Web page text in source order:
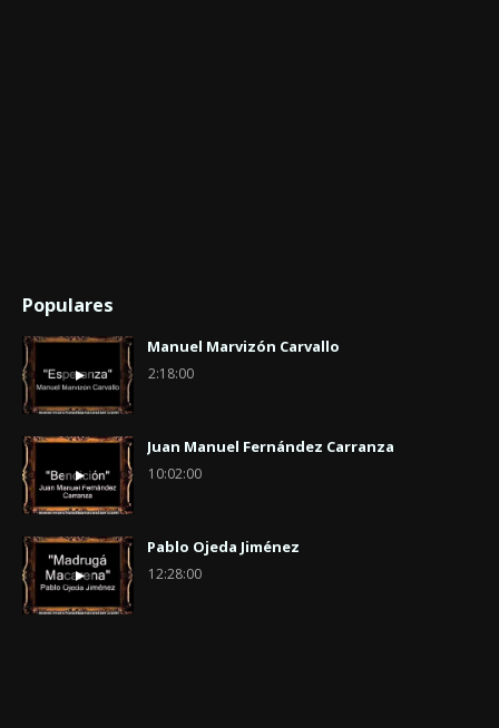
Populares
Manuel Marvizón Carvallo
2:18:00
Juan Manuel Fernández Carranza
10:02:00
Pablo Ojeda Jiménez
12:28:00